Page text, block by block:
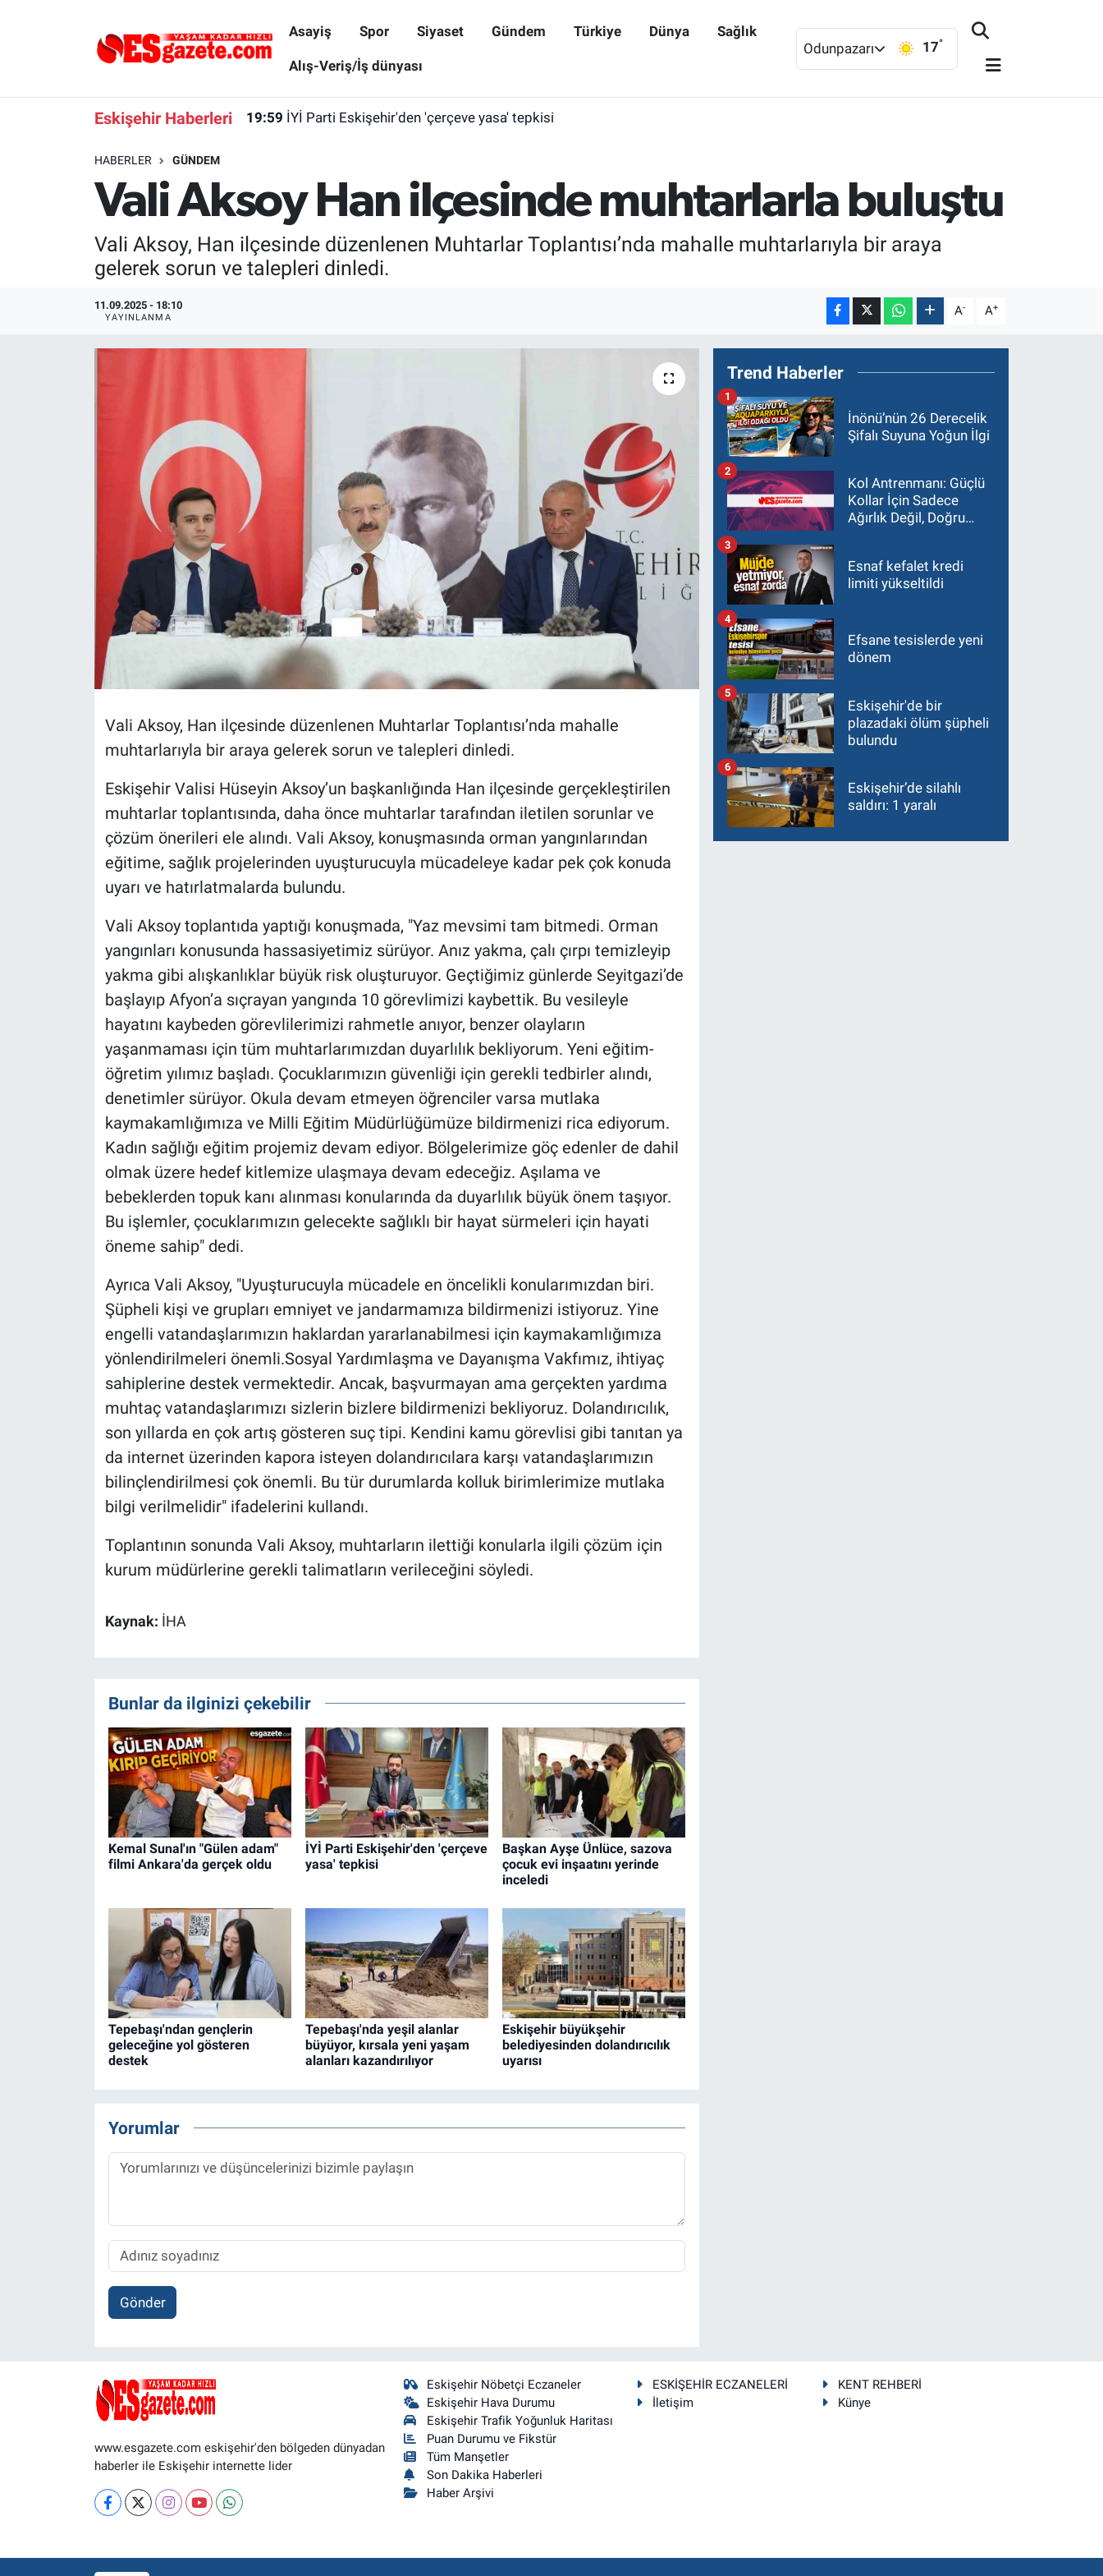
Asayiş Spor Siyaset Gündem Türkiye Dünya Sağlık
Alış-Veriş/İş dünyası
Odunpazarı 17°
Eskişehir Haberleri 19:59 İYİ Parti Eskişehir'den 'çerçeve yasa' tepkisi
HABERLER GÜNDEM
Vali Aksoy Han ilçesinde muhtarlarla buluştu
Vali Aksoy, Han ilçesinde düzenlenen Muhtarlar Toplantısı’nda mahalle muhtarlarıyla bir araya
gelerek sorun ve talepleri dinledi.
11.09.2025 - 18:10
YAYINLANMA A- A+
Vali Aksoy, Han ilçesinde düzenlenen Muhtarlar Toplantısı’nda mahalle
muhtarlarıyla bir araya gelerek sorun ve talepleri dinledi.
Eskişehir Valisi Hüseyin Aksoy’un başkanlığında Han ilçesinde gerçekleştirilen
muhtarlar toplantısında, daha önce muhtarlar tarafından iletilen sorunlar ve
çözüm önerileri ele alındı. Vali Aksoy, konuşmasında orman yangınlarından
eğitime, sağlık projelerinden uyuşturucuyla mücadeleye kadar pek çok konuda
uyarı ve hatırlatmalarda bulundu.
Vali Aksoy toplantıda yaptığı konuşmada, "Yaz mevsimi tam bitmedi. Orman
yangınları konusunda hassasiyetimiz sürüyor. Anız yakma, çalı çırpı temizleyip
yakma gibi alışkanlıklar büyük risk oluşturuyor. Geçtiğimiz günlerde Seyitgazi’de
başlayıp Afyon’a sıçrayan yangında 10 görevlimizi kaybettik. Bu vesileyle
hayatını kaybeden görevlilerimizi rahmetle anıyor, benzer olayların
yaşanmaması için tüm muhtarlarımızdan duyarlılık bekliyorum. Yeni eğitim-
öğretim yılımız başladı. Çocuklarımızın güvenliği için gerekli tedbirler alındı,
denetimler sürüyor. Okula devam etmeyen öğrenciler varsa mutlaka
kaymakamlığımıza ve Milli Eğitim Müdürlüğümüze bildirmenizi rica ediyorum.
Kadın sağlığı eğitim projemiz devam ediyor. Bölgelerimize göç edenler de dahil
olmak üzere hedef kitlemize ulaşmaya devam edeceğiz. Aşılama ve
bebeklerden topuk kanı alınması konularında da duyarlılık büyük önem taşıyor.
Bu işlemler, çocuklarımızın gelecekte sağlıklı bir hayat sürmeleri için hayati
öneme sahip" dedi.
Ayrıca Vali Aksoy, "Uyuşturucuyla mücadele en öncelikli konularımızdan biri.
Şüpheli kişi ve grupları emniyet ve jandarmamıza bildirmenizi istiyoruz. Yine
engelli vatandaşlarımızın haklardan yararlanabilmesi için kaymakamlığımıza
yönlendirilmeleri önemli.Sosyal Yardımlaşma ve Dayanışma Vakfımız, ihtiyaç
sahiplerine destek vermektedir. Ancak, başvurmayan ama gerçekten yardıma
muhtaç vatandaşlarımızı sizlerin bizlere bildirmenizi bekliyoruz. Dolandırıcılık,
son yıllarda en çok artış gösteren suç tipi. Kendini kamu görevlisi gibi tanıtan ya
da internet üzerinden kapora isteyen dolandırıcılara karşı vatandaşlarımızın
bilinçlendirilmesi çok önemli. Bu tür durumlarda kolluk birimlerimize mutlaka
bilgi verilmelidir" ifadelerini kullandı.
Toplantının sonunda Vali Aksoy, muhtarların ilettiği konularla ilgili çözüm için
kurum müdürlerine gerekli talimatların verileceğini söyledi.
Kaynak: İHA
Bunlar da ilginizi çekebilir
Kemal Sunal'ın "Gülen adam"
filmi Ankara'da gerçek oldu
İYİ Parti Eskişehir'den 'çerçeve
yasa' tepkisi
Başkan Ayşe Ünlüce, sazova
çocuk evi inşaatını yerinde
inceledi
Tepebaşı'ndan gençlerin
geleceğine yol gösteren
destek
Tepebaşı'nda yeşil alanlar
büyüyor, kırsala yeni yaşam
alanları kazandırılıyor
Eskişehir büyükşehir
belediyesinden dolandırıcılık
uyarısı
Yorumlar
Gönder
Trend Haberler
İnönü’nün 26 Derecelik
Şifalı Suyuna Yoğun İlgi
1
Kol Antrenmanı: Güçlü
Kollar İçin Sadece
Ağırlık Değil, Doğru
2
Esnaf kefalet kredi
limiti yükseltildi
3
Efsane tesislerde yeni
dönem
4
Eskişehir'de bir
plazadaki ölüm şüpheli
bulundu
5
Eskişehir’de silahlı
saldırı: 1 yaralı
6
www.esgazete.com eskişehir'den bölgeden dünyadan
haberler ile Eskişehir internette lider
Eskişehir Nöbetçi Eczaneler
Eskişehir Hava Durumu
Eskişehir Trafik Yoğunluk Haritası
Puan Durumu ve Fikstür
Tüm Manşetler
Son Dakika Haberleri
Haber Arşivi
ESKİŞEHİR ECZANELERİ
KENT REHBERİ
İletişim
Künye
Gündem
Alış-Veriş/İş dünyası
Eskişehirspor Arşivi
Röportaj
Ekonomi
Kültür Sanat
Magazin
Bilim ve Teknoloji
Eskişehir Nöbetçi Eczaneler
Süper Lig Puan Durumu ve Fikstür
Son Dakika Haberleri
Haber Arşivi